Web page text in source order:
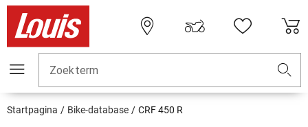
Zoekterm
Startpagina Bike-database CRF 450 R